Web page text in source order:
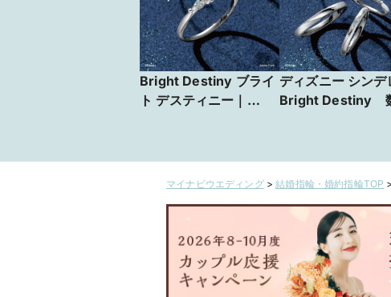
Bright Destiny ブライ
ト デスティニー｜
ディズニー シンデ
Bright Destiny
マイナビウエディング>結婚指輪・婚約指輪TOP >